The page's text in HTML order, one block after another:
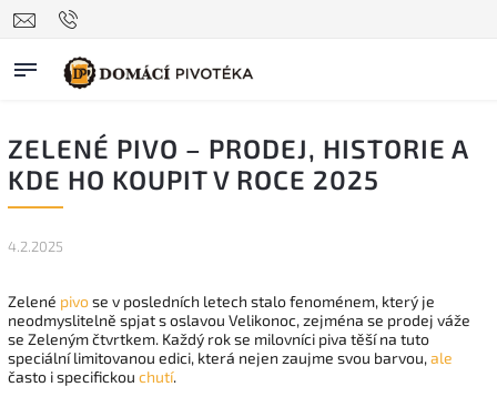
ZELENÉ PIVO – PRODEJ, HISTORIE A
KDE HO KOUPIT V ROCE 2025
4.2.2025
Zelené pivose v posledních letech stalo fenoménem, který je
neodmyslitelně spjat s oslavou Velikonoc, zejména se prodej váže
se Zeleným čtvrtkem. Každý rok se milovníci piva těší na tuto
speciální limitovanou edici, která nejen zaujme svou barvou,ale
často i specifickou chutí.